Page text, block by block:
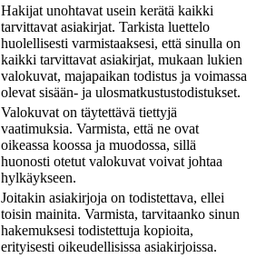
Hakijat unohtavat usein kerätä kaikki
tarvittavat asiakirjat. Tarkista luettelo
huolellisesti varmistaaksesi, että sinulla on
kaikki tarvittavat asiakirjat, mukaan lukien
valokuvat, majapaikan todistus ja voimassa
olevat sisään- ja ulosmatkustustodistukset.
Valokuvat on täytettävä tiettyjä
vaatimuksia. Varmista, että ne ovat
oikeassa koossa ja muodossa, sillä
huonosti otetut valokuvat voivat johtaa
hylkäykseen.
Joitakin asiakirjoja on todistettava, ellei
toisin mainita. Varmista, tarvitaanko sinun
hakemuksesi todistettuja kopioita,
erityisesti oikeudellisissa asiakirjoissa.